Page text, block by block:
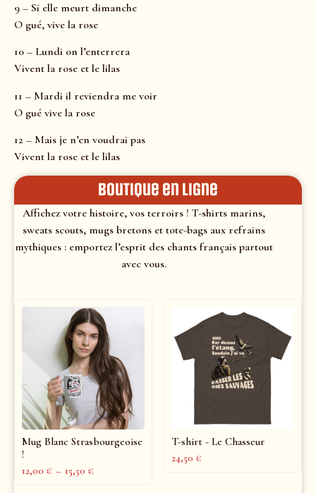
9 – Si elle meurt dimanche
O gué, vive la rose
10 – Lundi on l’enterrera
Vivent la rose et le lilas
11 – Mardi il reviendra me voir
O gué vive la rose
12 – Mais je n’en voudrai pas
Vivent la rose et le lilas
Boutique en ligne
Affichez votre histoire, vos terroirs ! T-shirts marins,
sweats scouts, mugs bretons et tote-bags aux refrains
mythiques : emportez l’esprit des chants français partout
avec vous.
Mug Blanc Strasbourgeoise
!
12,00 € – 15,50 €
T-shirt - Le Chasseur
24,50 €